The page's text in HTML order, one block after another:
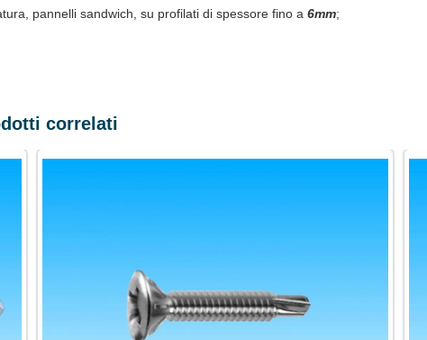
pannelli sandwich, su profilati di spessore fino a 6mm;
correlati